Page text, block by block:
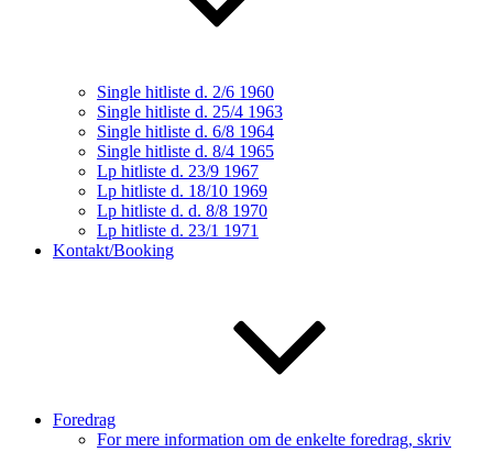
Single hitliste d. 2/6 1960
Single hitliste d. 25/4 1963
Single hitliste d. 6/8 1964
Single hitliste d. 8/4 1965
Lp hitliste d. 23/9 1967
Lp hitliste d. 18/10 1969
Lp hitliste d. d. 8/8 1970
Lp hitliste d. 23/1 1971
Kontakt/Booking
Foredrag
For mere information om de enkelte foredrag, skriv